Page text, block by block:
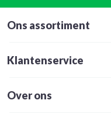
Ons assortiment
Klantenservice
Over ons